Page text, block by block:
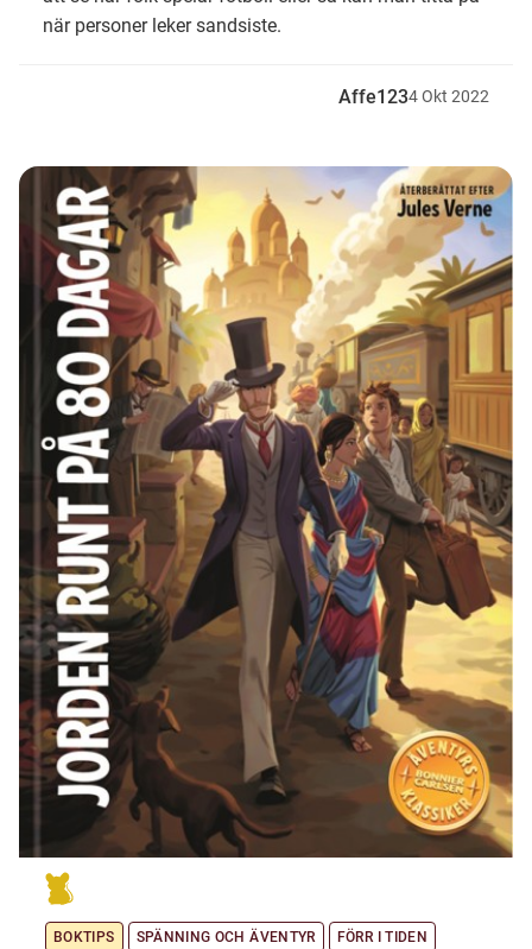
när personer leker sandsiste.
Affe1234Okt 2022
BOKTIPS SPÄNNING OCH ÄVENTYR FÖRR I TIDEN